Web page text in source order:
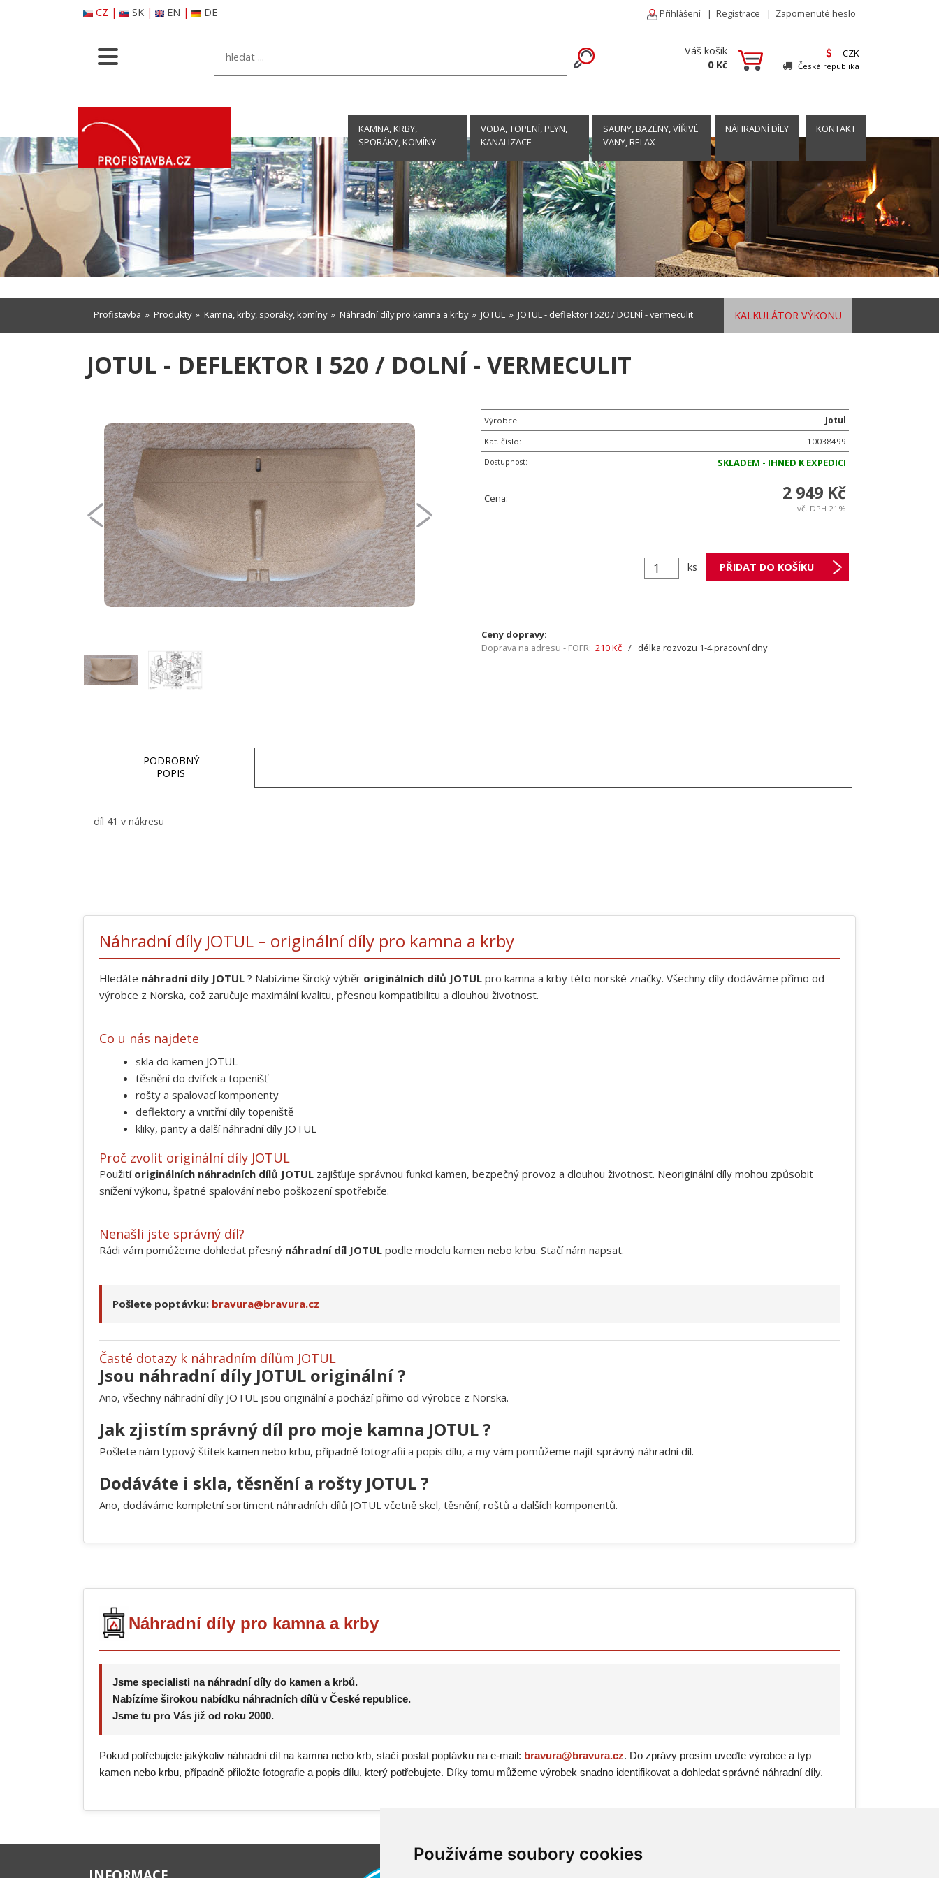
Používáme soubory cookies
CZ | SK| EN | DE Přihlášení | Registrace | Zapomenuté heslo
Váš košík
0 Kč
CZK
Česká republika
KAMNA, KRBY,
SPORÁKY, KOMÍNY
VODA, TOPENÍ, PLYN,
KANALIZACE
SAUNY, BAZÉNY, VÍŘIVÉ
VANY, RELAX
NÁHRADNÍ DÍLY KONTAKT
KALKULÁTOR VÝKONU
Profistavba » Produkty» Kamna, krby, sporáky, komíny» Náhradní díly pro kamna a krby» JOTUL » JOTUL - deflektor I 520 / DOLNÍ - vermeculit
JOTUL - DEFLEKTOR I 520 / DOLNÍ - VERMECULIT
Výrobce:
Jotul
Kat. číslo:
10038499
Dostupnost:
SKLADEM - IHNED K EXPEDICI
Cena: 2 949 Kč
vč. DPH 21%
ks
Ceny dopravy:
Doprava na adresu - FOFR: 210 Kč / délka rozvozu 1-4 pracovní dny
PODROBNÝ
POPIS
díl 41 v nákresu
Náhradní díly JOTUL – originální díly pro kamna a krby
Hledáte náhradní díly JOTUL ? Nabízíme široký výběr originálních dílů JOTUL pro kamna a krby této norské značky. Všechny díly dodáváme přímo od
výrobce z Norska, což zaručuje maximální kvalitu, přesnou kompatibilitu a dlouhou životnost.
Co u nás najdete
skla do kamen JOTUL
těsnění do dvířek a topenišť
rošty a spalovací komponenty
deflektory a vnitřní díly topeniště
kliky, panty a další náhradní díly JOTUL
Proč zvolit originální díly JOTUL
Použití originálních náhradních dílů JOTUL zajišťuje správnou funkci kamen, bezpečný provoz a dlouhou životnost. Neoriginální díly mohou způsobit
snížení výkonu, špatné spalování nebo poškození spotřebiče.
Nenašli jste správný díl?
Rádi vám pomůžeme dohledat přesný náhradní díl JOTUL podle modelu kamen nebo krbu. Stačí nám napsat.
Pošlete poptávku: bravura@bravura.cz
Časté dotazy k náhradním dílům JOTUL
Jsou náhradní díly JOTUL originální ?
Ano, všechny náhradní díly JOTUL jsou originální a pochází přímo od výrobce z Norska.
Jak zjistím správný díl pro moje kamna JOTUL ?
Pošlete nám typový štítek kamen nebo krbu, případně fotografii a popis dílu, a my vám pomůžeme najít správný náhradní díl.
Dodáváte i skla, těsnění a rošty JOTUL ?
Ano, dodáváme kompletní sortiment náhradních dílů JOTUL včetně skel, těsnění, roštů a dalších komponentů.
Náhradní díly pro kamna a krby
Jsme specialisti na náhradní díly do kamen a krbů.
Nabízíme širokou nabídku náhradních dílů v České republice.
Jsme tu pro Vás již od roku 2000.
Pokud potřebujete jakýkoliv náhradní díl na kamna nebo krb, stačí poslat poptávku na e-mail: bravura@bravura.cz. Do zprávy prosím uveďte výrobce a typ
kamen nebo krbu, případně přiložte fotografie a popis dílu, který potřebujete. Díky tomu můžeme výrobek snadno identifikovat a dohledat správné náhradní díly.